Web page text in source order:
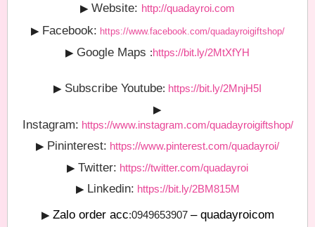
▶ Website: http://quadayroi.com
▶ Facebook: https://www.facebook.com/quadayroigiftshop/
▶ Google Maps :https://bit.ly/2MtXfYH
▶ Subscribe Youtube: https://bit.ly/2MnjH5I
▶
Instagram: https://www.instagram.com/quadayroigiftshop/
▶ Pininterest: https://www.pinterest.com/quadayroi/
▶ Twitter: https://twitter.com/quadayroi
▶ Linkedin: https://bit.ly/2BM815M
▶ Zalo order acc:0949653907 – quadayroicom